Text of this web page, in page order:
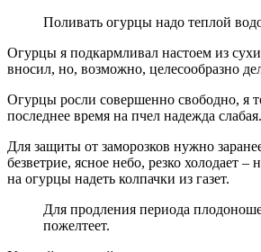
Поливать огурцы надо теплой
Огурцы я подкармливал настоем из
вносил, но, возможно, целесообразно
Огурцы росли совершенно свободно, я
последнее время на пчел надежда слабая.
Для защиты от заморозков нужно
безветрие, ясное небо, резко холодает
на огурцы надеть колпачки из газет.
Для продления периода
пожелтеет.